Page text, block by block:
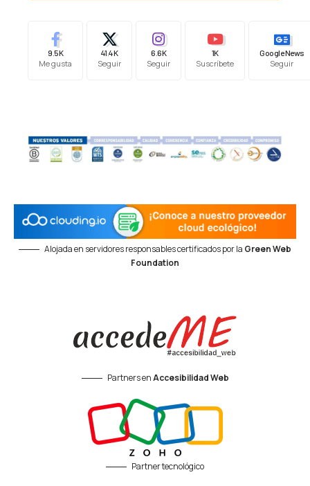
9.5K
Me gusta
41.4K
Seguir
6.6K
Seguir
1K
Suscríbete
Google News
Seguir
Alojada en servidores responsables certificados por la Green Web
Foundation
Partners enAccesibilidad Web
Partner tecnológico